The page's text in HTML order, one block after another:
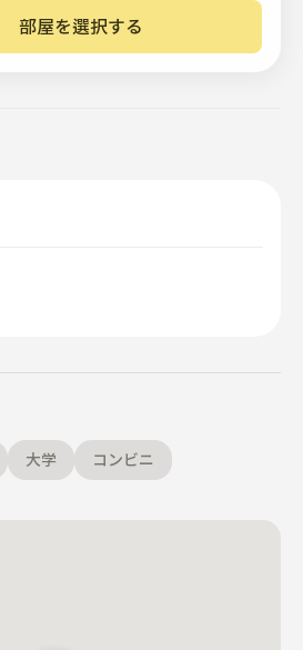
部屋を選択する
大学
コンビニ